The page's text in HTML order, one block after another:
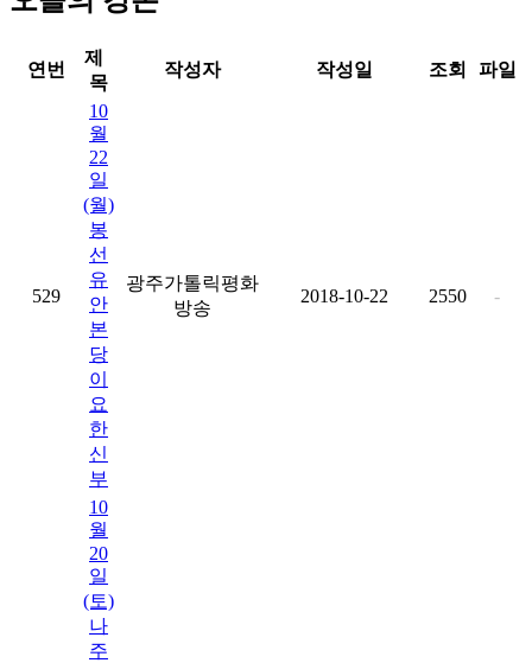
연번
제
목
작성자 작성일 조회 파일
529
10
월
22
일
(월)
봉
선
유
안
본
당
이
요
한
신
부
광주가톨릭평화
방송
2018-10-22 2550 -
10
월
20
일
(토)
나
주